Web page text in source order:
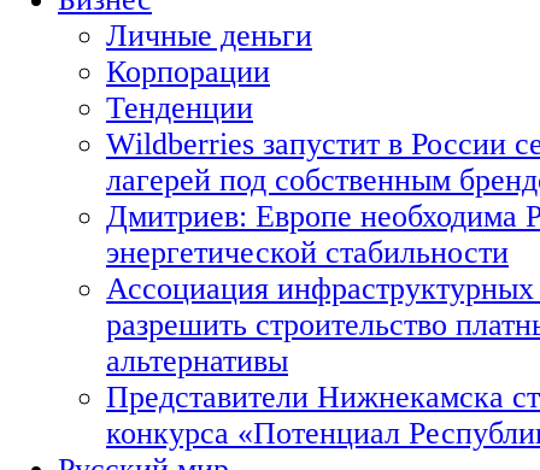
Личные деньги
Корпорации
Тенденции
Wildberries запустит в России
лагерей под собственным
Дмитриев: Европе необходима
энергетической стабильности
Ассоциация
разрешить строительство
альтернативы
Представители Нижнекамска
конкурса «Потенциал